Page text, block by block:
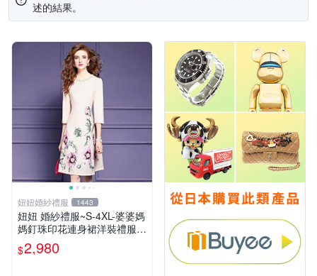
述的結果。
妞妞婚紗禮服 1443
妞妞 婚紗禮服~S-4XL-婆婆媽
媽釘珠印花連身裙洋裝禮服~
3件免郵
$2,980